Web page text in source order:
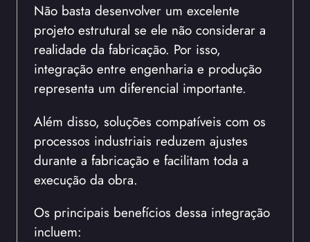
Não basta desenvolver um excelente
projeto estrutural se ele não considerar a
realidade da fabricação. Por isso,
integração entre engenharia e produção
representa um diferencial importante.
Além disso, soluções compatíveis com os
processos industriais reduzem ajustes
durante a fabricação e facilitam toda a
execução da obra.
Os principais benefícios dessa integração
incluem: